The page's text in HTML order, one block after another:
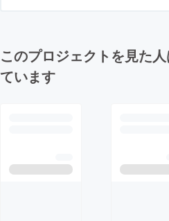
このプロジェクトを見た
ています